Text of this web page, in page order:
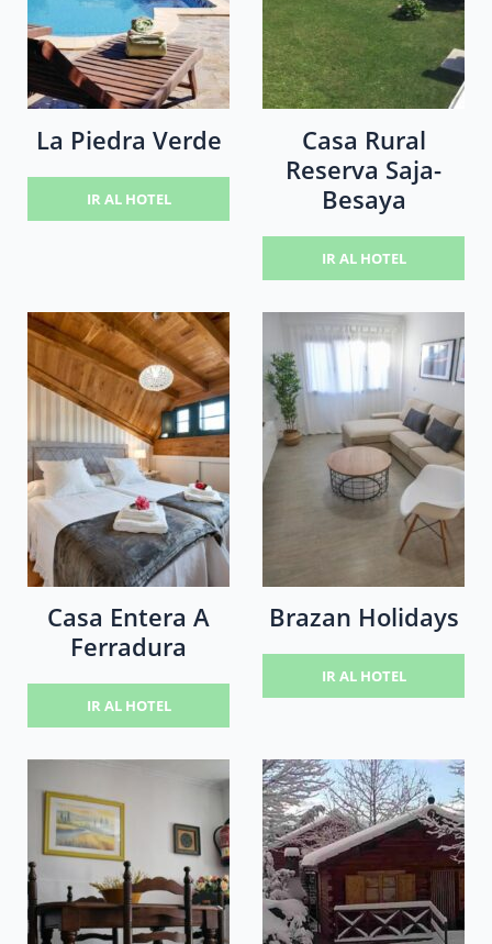
La Piedra Verde
IR AL HOTEL
Casa Rural
Reserva Saja-
Besaya
IR AL HOTEL
Casa Entera A
Ferradura
IR AL HOTEL
Brazan Holidays
IR AL HOTEL